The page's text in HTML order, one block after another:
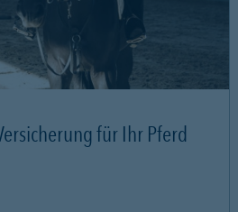
für Ihr Pferd